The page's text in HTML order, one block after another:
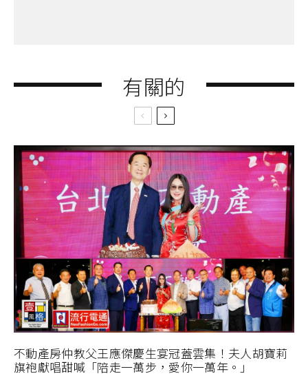
有關的
不動產房仲教父王應傑慶生宴冠蓋雲集！夫人胡寶莉
旗袍獻唱甜喊「陪走一萬步，愛你一萬年。」